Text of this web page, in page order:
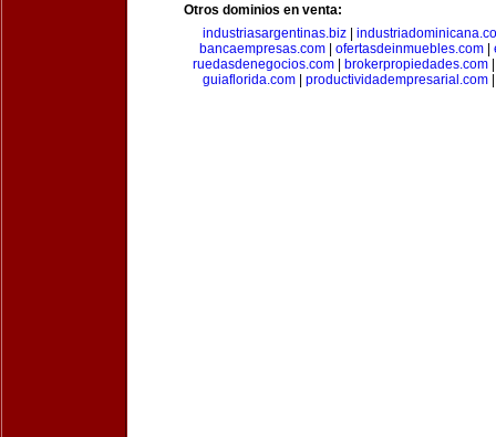
Otros dominios en venta:
industriasargentinas.biz
bancaempresas.com
ofertasdeinmuebles.com
ruedasdenegocios.com| brokerpropiedades.com
guiaflorida.com| productividadempresarial.com